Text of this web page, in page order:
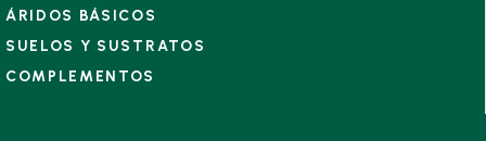
ÁRIDOS BÁSICOS
SUELOS Y SUSTRATOS
COMPLEMENTOS